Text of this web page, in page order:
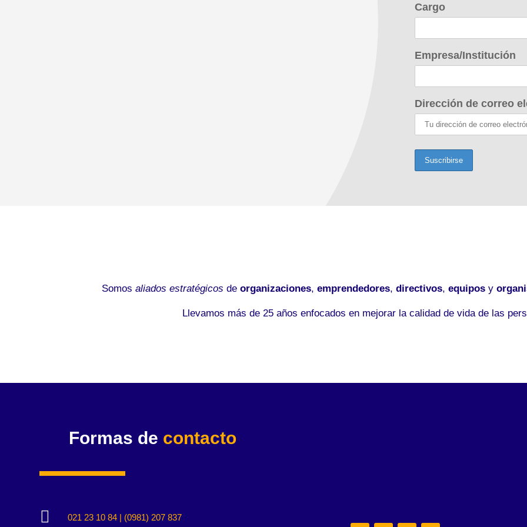
Cargo
Empresa/Institución
Dirección de correo
Somos aliados estratégicos de organizaciones, emprendedores, directivos, equiposy
Llevamos más de 25 años enfocados en mejorar la calidad de vida de las
Formas de contacto
 021 23 10 84 | (0981) 207 837